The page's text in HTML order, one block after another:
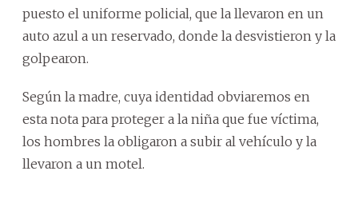
puesto el uniforme policial, que la llevaron en un
auto azul a un reservado, donde la desvistieron y la
golpearon.
Según la madre, cuya identidad obviaremos en
esta nota para proteger a la niña que fue víctima,
los hombres la obligaron a subir al vehículo y la
llevaron a un motel.